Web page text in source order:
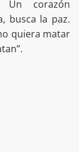
Un corazón
busca la paz.
quiera matar